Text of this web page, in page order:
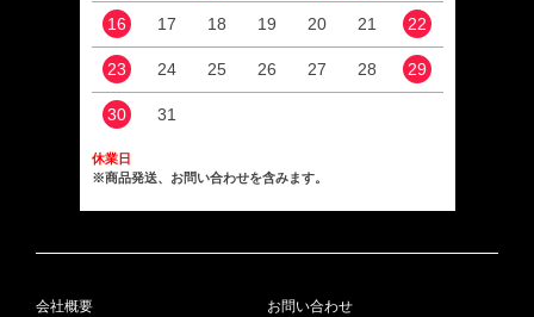
16 17 18 19 20 21 22
23 24 25 26 27 28 29
30 31
休業日
※商品発送、お問い合わせを含みます。
会社概要
お問い合わせ